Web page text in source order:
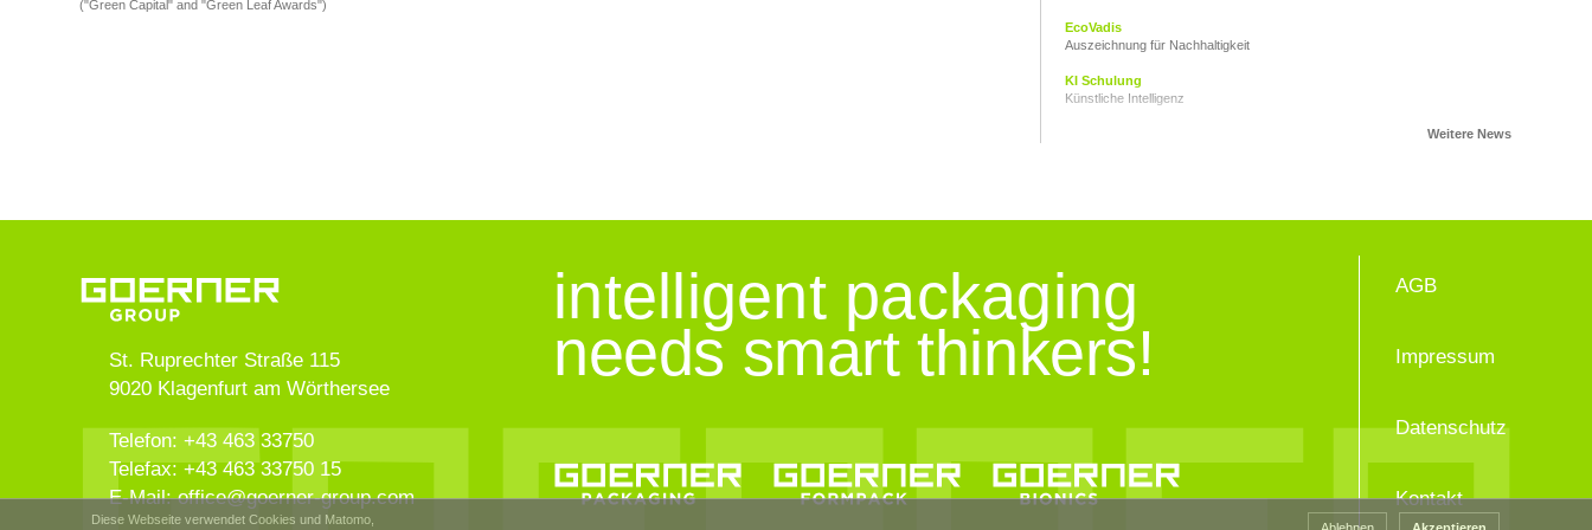
Diese Webseite verwendet Cookies und Matomo,
("Green Capital" and "Green Leaf Awards")
EcoVadis
Auszeichnung für Nachhaltigkeit
KI Schulung
Künstliche Intelligenz
Ein Gemeinschaftsprojekt
Junge für obdachlose Junge
VZ Adventkalender 2023
Advent 2023
Nachhaltigkeit ist eine wirtschaftliche Überlebensfrage
Du bist Weihnachten
St. Ruprechter Straße 115
9020 Klagenfurt am Wörthersee
Telefon:+43 463 33750
Telefax:+43 463 33750 15
E-Mail:office@goerner-group.com
intelligent packaging
needs smart thinkers!
AGB
Impressum
Datenschutz
Kontakt